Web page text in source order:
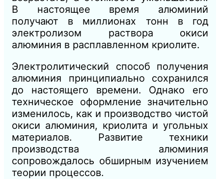
В настоящее время алюминий
получают в миллионах тонн в год
электролизом раствора окиси
алюминия в расплавленном криолите.
Электролитический способ получения
алюминия принципиально сохранился
до настоящего времени. Однако его
техническое оформление значительно
изменилось, как и производство чистой
окиси алюминия, криолита и угольных
материалов. Развитие техники
производства алюминия
сопровождалось обширным изучением
теории процессов.